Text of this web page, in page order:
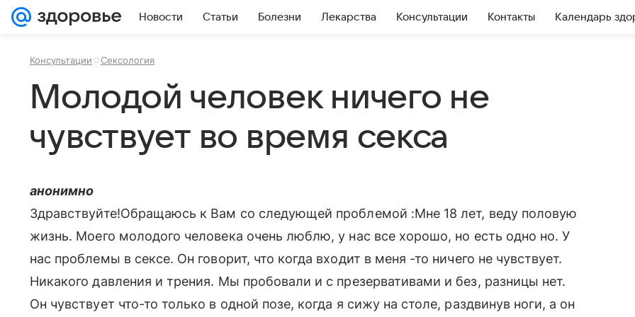
Новости Статьи Болезни Лекарства Консультации Контакты Календарь
Консультации Сексология
Молодой человек ничего не
чувствует во время секса
анонимно
Здравствуйте!Обращаюсь к Вам со следующей проблемой :Мне 18 лет, веду половую
жизнь. Моего молодого человека очень люблю, у нас все хорошо, но есть одно но. У
нас проблемы в сексе. Он говорит, что когда входит в меня -то ничего не чувствует.
Никакого давления и трения. Мы пробовали и с презервативами и без, разницы нет.
Он чувствует что-то только в одной позе, когда я сижу на столе, раздвинув ноги, а он